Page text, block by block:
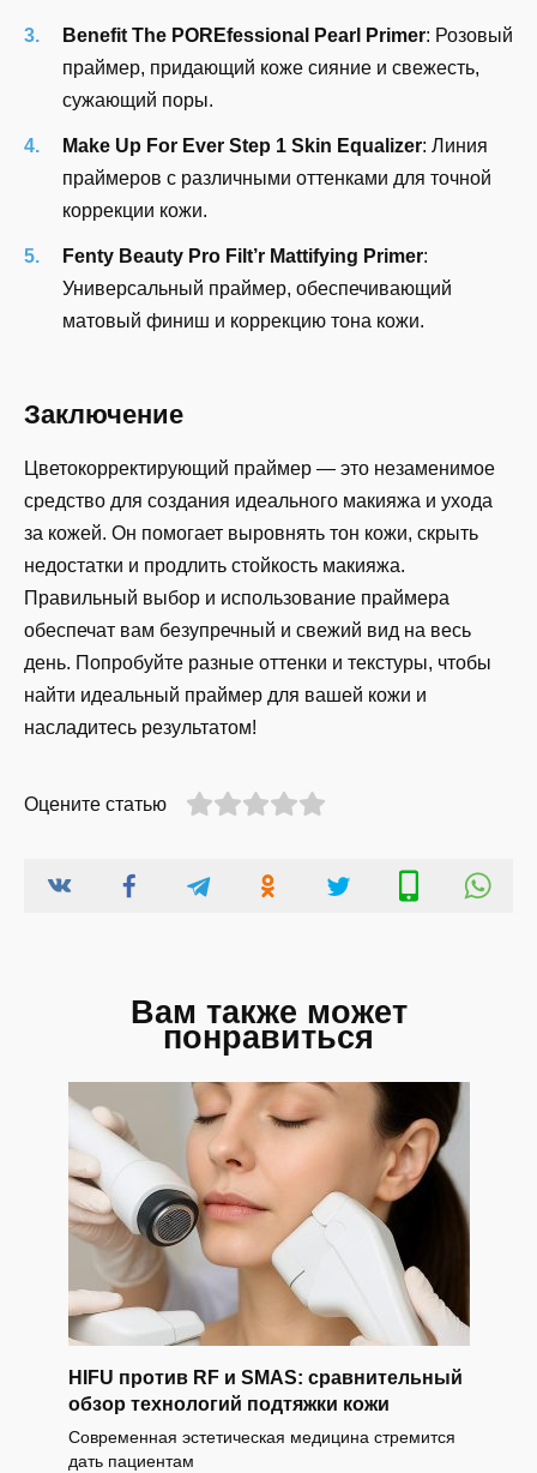
Benefit The POREfessional Pearl Primer: Розовый
праймер, придающий коже сияние и свежесть,
сужающий поры.
Make Up For Ever Step 1 Skin Equalizer: Линия
праймеров с различными оттенками для точной
коррекции кожи.
Fenty Beauty Pro Filt’r Mattifying Primer:
Универсальный праймер, обеспечивающий
матовый финиш и коррекцию тона кожи.
Заключение
Цветокорректирующий праймер — это незаменимое
средство для создания идеального макияжа и ухода
за кожей. Он помогает выровнять тон кожи, скрыть
недостатки и продлить стойкость макияжа.
Правильный выбор и использование праймера
обеспечат вам безупречный и свежий вид на весь
день. Попробуйте разные оттенки и текстуры, чтобы
найти идеальный праймер для вашей кожи и
насладитесь результатом!
Оцените статью
Вам также может
понравиться
HIFU против RF и SMAS: сравнительный
обзор технологий подтяжки кожи
Современная эстетическая медицина стремится
дать пациентам